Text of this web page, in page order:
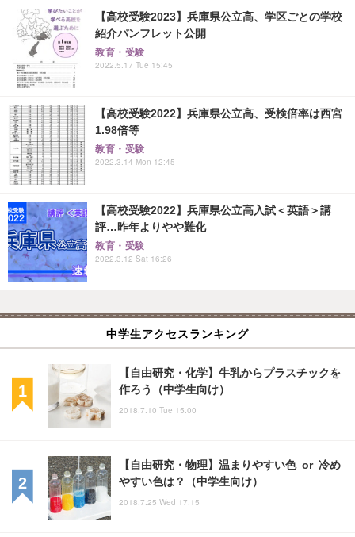
【高校受験2023】兵庫県公立高、学区ごとの学校
紹介パンフレット公開
教育・受験
2022.5.17 Tue 15:45
【高校受験2022】兵庫県公立高、受検倍率は西宮
1.98倍等
教育・受験
2022.3.14 Mon 12:45
【高校受験2022】兵庫県公立高入試＜英語＞講
評…昨年よりやや難化
教育・受験
2022.3.12 Sat 16:26
中学生アクセスランキング
【自由研究・化学】牛乳からプラスチックを
作ろう（中学生向け）
2018.7.10 Tue 15:00
【自由研究・物理】温まりやすい色 or 冷め
やすい色は？（中学生向け）
2018.7.25 Wed 17:15